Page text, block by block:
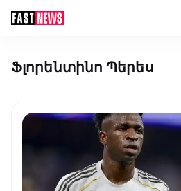
Ֆլորենտինո Պերես